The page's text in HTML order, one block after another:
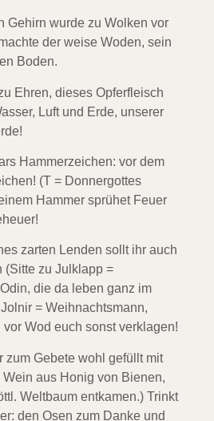
Gehirn wurde zu Wolken vor
der weise Woden, sein
Boden.
Ehren, dieses Opferfleisch
Luft und Erde, unserer
Hammerzeichen: vor dem
(T = Donnergottes
Hammer sprühet Feuer
zarten Lenden sollt ihr auch
(Sitte zu Julklapp =
die da leben ganz im
= Weihnachtsmann,
Wod euch sonst verklagen!
zum Gebete wohl gefüllt mit
aus Honig von Bienen,
Weltbaum entkamen.) Trinkt
den Osen zum Danke und